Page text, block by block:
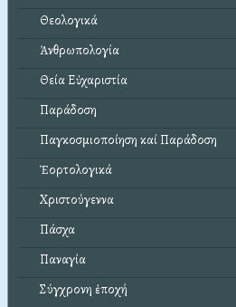
Θεολογικά
Ἀνθρωπολογία
Θεία Εὐχαριστία
Παράδοση
Παγκοσμιοποίηση καί Παράδοση
Ἑορτολογικά
Χριστούγεννα
Πάσχα
Παναγία
Σύγχρονη ἐποχή